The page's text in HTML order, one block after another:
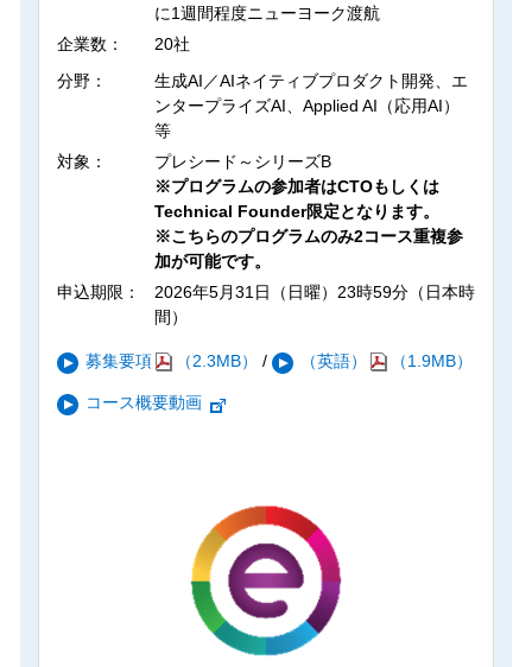
に1週間程度ニューヨーク渡航
企業数：
20社
分野：
生成AI／AIネイティブプロダクト開発、エ
ンタープライズAI、Applied AI（応用AI）
等
対象：
プレシード～シリーズB
※プログラムの参加者はCTOもしくは
Technical Founder限定となります。
※こちらのプログラムのみ2コース重複参
加が可能です。
申込期限：
2026年5月31日（日曜）23時59分（日本時
間）
募集要項 （2.3MB） / （英語） （1.9MB）
コース概要動画